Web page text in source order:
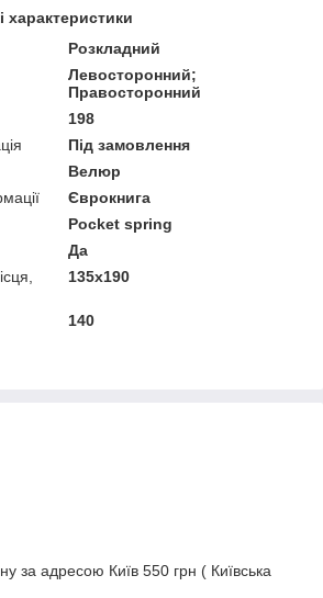
характеристики
Розкладний
Левосторонний;
Правосторонний
198
Під замовлення
Велюр
Єврокнига
Pocket spring
Да
135х190
140
за адресою Київ 550 грн ( Київська